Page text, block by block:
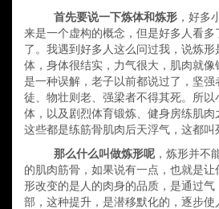
首先要说一下炼体和炼形 ，好多
来是一个虚构的概念，但是好多人看多
了。 我遇到好多人这么问过我，说炼形
体，身体很结实，力气很大，肌肉就
是一种误解，老子以前都说过了，坚强
徒、物壮则老、强梁者不得其死。 所以
体，以及剧烈体育锻炼、健身房练肌肉
这些都是练筋骨肌肉后天浮气 ， 这都叫
那么什么叫做炼形呢 ，炼形并不
的肌肉筋骨，如果说有一点，也就是让
形改变的是人的肉身的品质，是通过
部，这种提升，是潜移默化的，逐步